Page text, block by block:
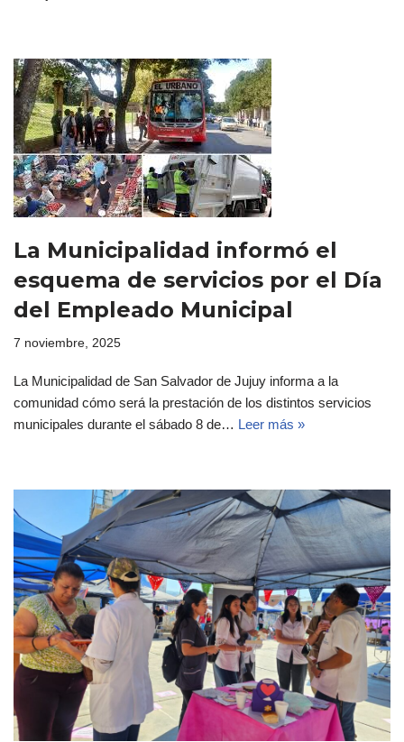
La Municipalidad informó el
esquema de servicios por el Día
del Empleado Municipal
7 noviembre, 2025
La Municipalidad de San Salvador de Jujuy informa a la
comunidad cómo será la prestación de los distintos servicios
municipales durante el sábado 8 de… Leer más »